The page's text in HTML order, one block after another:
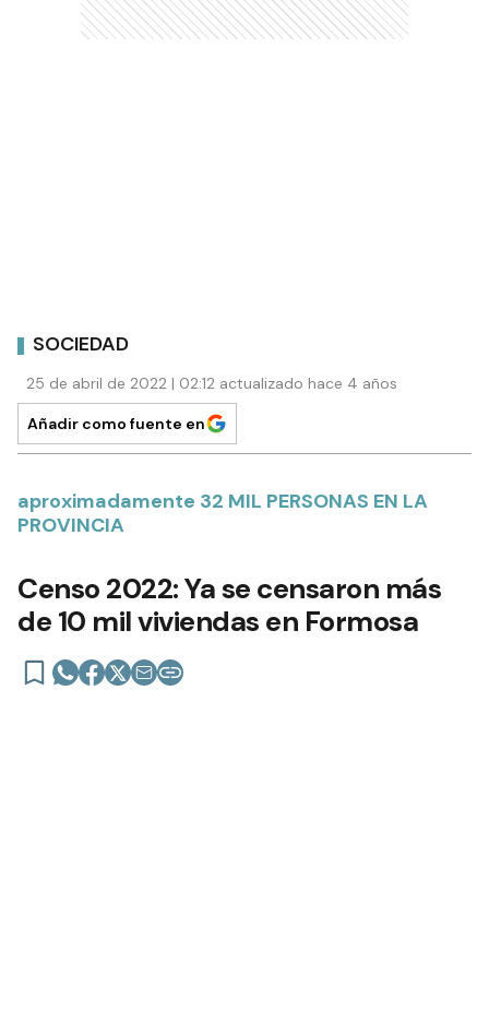
SOCIEDAD
25 de abril de 2022 | 02:12 actualizado hace 4 años
Añadir como fuente en
aproximadamente 32 MIL PERSONAS EN LA
PROVINCIA
Censo 2022: Ya se censaron más
de 10 mil viviendas en Formosa